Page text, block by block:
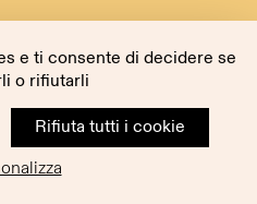
e ti consente di decidere se
o rifiutarli
Rifiuta tutti i cookie